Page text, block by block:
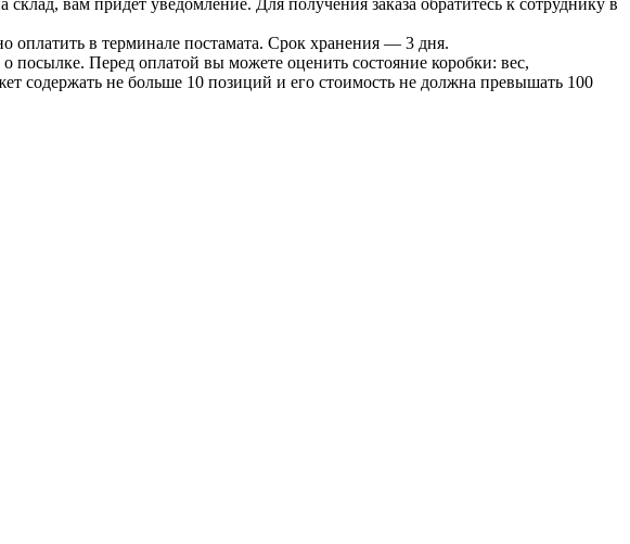
оплатить в терминале постамата. Срок хранения — 3 дня.
посылке. Перед оплатой вы можете оценить состояние коробки: вес,
содержать не больше 10 позиций и его стоимость не должна превышать 100